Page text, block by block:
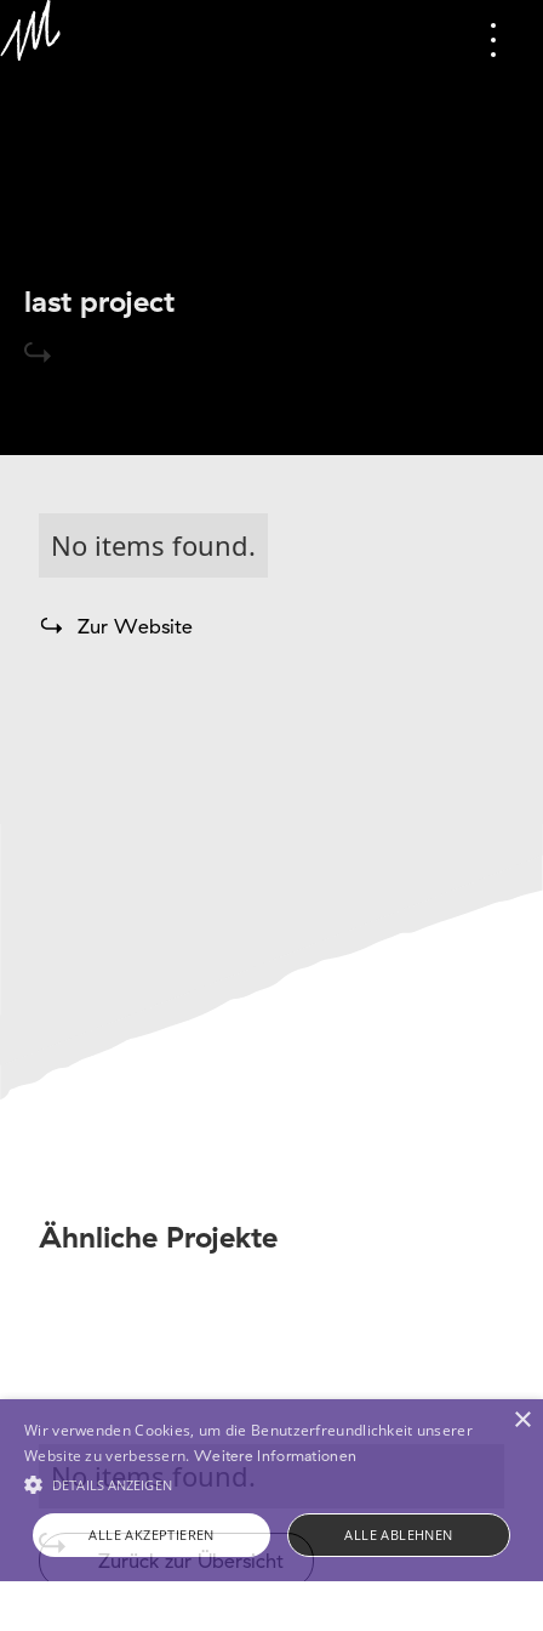
last project
No items found.
Zur Website
Ähnliche Projekte
No items found.
Zurück zur Übersicht
×
Wir verwenden Cookies, um die Benutzerfreundlichkeit unserer
Website zu verbessern. Weitere Informationen
DETAILS ANZEIGEN
ALLE AKZEPTIEREN ALLE ABLEHNEN